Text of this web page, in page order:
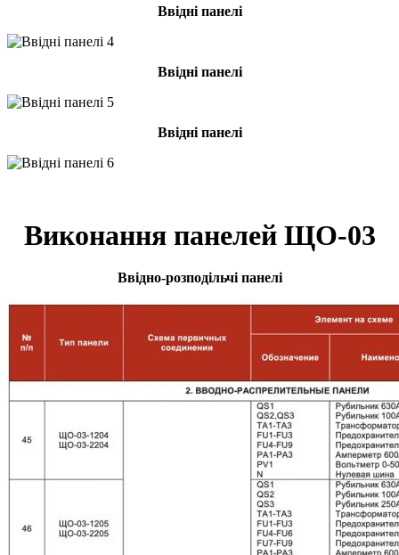
Ввідні панелі
Ввідні панелі
Ввідні панелі
Виконання панелей ЩО-03
Ввідно-розподільчі панелі